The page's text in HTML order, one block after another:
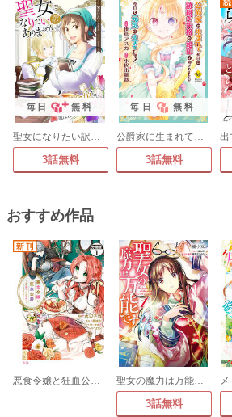
毎日 無料
聖女になりたい訳ではありませんが 辺境からきた田舎娘なのに王太子妃候補に選ばれてしまいました!?
3話無料
毎日 無料
公爵家に生まれて初日に跡継ぎ失格の烙印を押されましたが今日も元気に生きてます!
3話無料
おすすめ作品
悪食令嬢と狂血公爵 ～その魔物、私が美味しくいただきます!～ 分冊版 聖女の魔力は万能です【タテスク】
3話無料